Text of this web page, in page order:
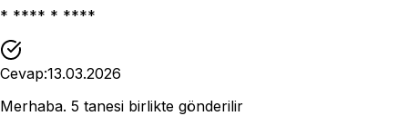
* **** * ****
Cevap:13.03.2026
Merhaba. 5 tanesi birlikte gönderilir